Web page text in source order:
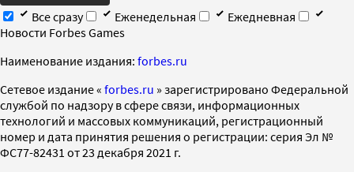
Все сразу
Еженедельная
Ежедневная
Новости Forbes Games
Наименование издания: forbes.ru
Cетевое издание « forbes.ru » зарегистрировано Федеральной
службой по надзору в сфере связи, информационных
технологий и массовых коммуникаций, регистрационный
номер и дата принятия решения о регистрации: серия Эл №
ФС77-82431 от 23 декабря 2021 г.